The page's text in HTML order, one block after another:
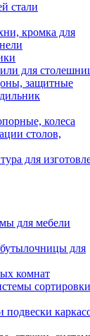
стали
кромка для
для
защитные
колеса
столов,
для
для мебели
для
комнат